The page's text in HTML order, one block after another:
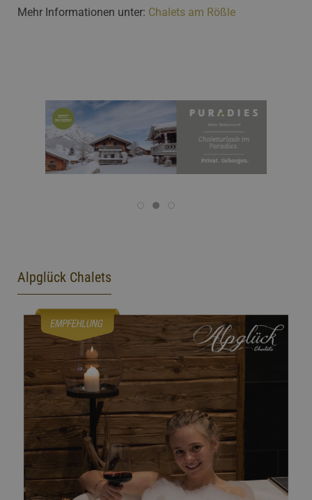
Mehr Informationen unter: Chalets am Rößle
Alpglück Chalets